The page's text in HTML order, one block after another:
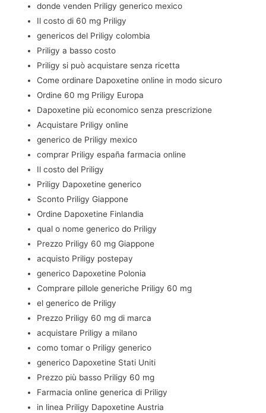
donde venden Priligy generico mexico
Il costo di 60 mg Priligy
genericos del Priligy colombia
Priligy a basso costo
Priligy si può acquistare senza ricetta
Come ordinare Dapoxetine online in modo sicuro
Ordine 60 mg Priligy Europa
Dapoxetine più economico senza prescrizione
Acquistare Priligy online
generico de Priligy mexico
comprar Priligy españa farmacia online
Il costo del Priligy
Priligy Dapoxetine generico
Sconto Priligy Giappone
Ordine Dapoxetine Finlandia
qual o nome generico do Priligy
Prezzo Priligy 60 mg Giappone
acquisto Priligy postepay
generico Dapoxetine Polonia
Comprare pillole generiche Priligy 60 mg
el generico de Priligy
Prezzo Priligy 60 mg di marca
acquistare Priligy a milano
como tomar o Priligy generico
generico Dapoxetine Stati Uniti
Prezzo più basso Priligy 60 mg
Farmacia online generica di Priligy
in linea Priligy Dapoxetine Austria